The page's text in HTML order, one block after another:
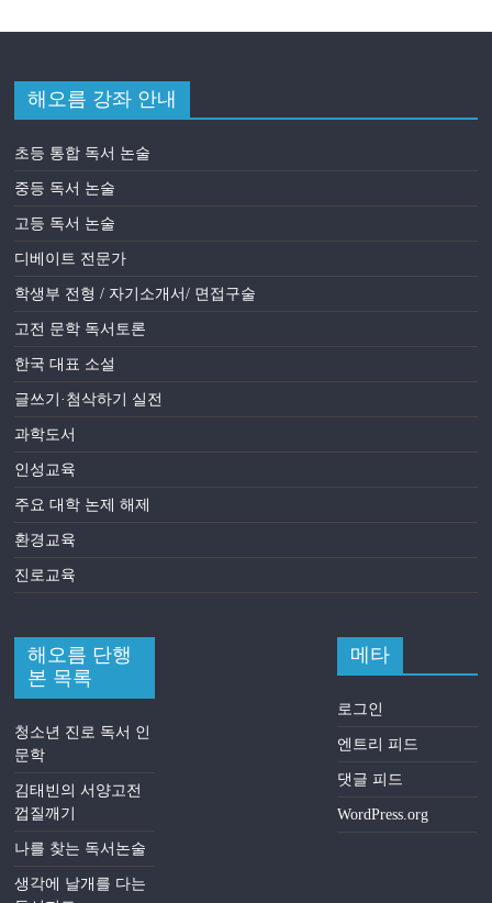
해오름 강좌 안내
초등 통합 독서 논술
중등 독서 논술
고등 독서 논술
디베이트 전문가
학생부 전형 / 자기소개서/ 면접구술
고전 문학 독서토론
한국 대표 소설
글쓰기·첨삭하기 실전
과학도서
인성교육
주요 대학 논제 해제
환경교육
진로교육
해오름 단행
본 목록
청소년 진로 독서 인
문학
김태빈의 서양고전
껍질깨기
나를 찾는 독서논술
생각에 날개를 다는
메타
로그인
엔트리 피드
댓글 피드
WordPress.org